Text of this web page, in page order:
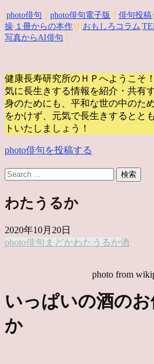
photo俳句 photo俳句電子版 俳句投稿
操 １冊からの本作 り| おもしろコラム
写真からAI俳句
健康長寿研究所のＨＰへようこそ
気に長生きする情報を紹介・共有
身のためにも、平和な世の中のた
をかけず、元気で長生きするとと
トいたしましょう！
photo俳句を投稿する
わたうるか
2020年10月20日
photo俳句 まどかわたうるか酒
photo from
いっぱいの酒の
か